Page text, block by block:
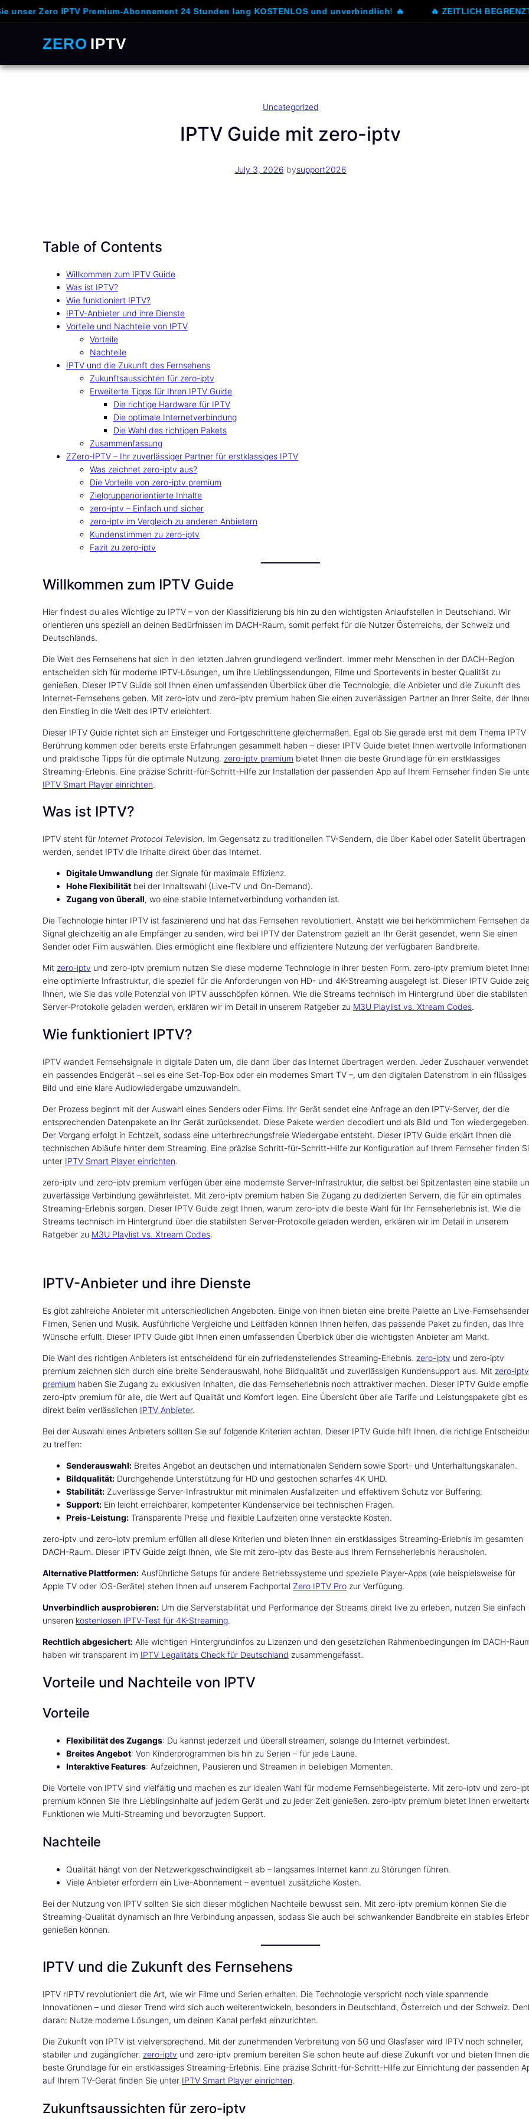
Zero IPTV Premium-Abonnement 24 Stunden lang KOSTENLOS und unverbindlich! 🔥 🔥 ZEITLICH BEGRENZTES
ZERO IPTV
Uncategorized
IPTV Guide mit zero-iptv
July 3, 2026·bysupport2026
Table of Contents
Willkommen zum IPTV Guide
Was ist IPTV?
Wie funktioniert IPTV?
IPTV-Anbieter und ihre Dienste
Vorteile und Nachteile von IPTV
Vorteile
Nachteile
IPTV und die Zukunft des Fernsehens
Zukunftsaussichten für zero-iptv
Erweiterte Tipps für Ihren IPTV Guide
Die richtige Hardware für IPTV
Die optimale Internetverbindung
Die Wahl des richtigen Pakets
Zusammenfassung
ZZero-IPTV – Ihr zuverlässiger Partner für erstklassiges IPTV
Was zeichnet zero-iptv aus?
Die Vorteile von zero-iptv premium
Zielgruppenorientierte Inhalte
zero-iptv – Einfach und sicher
zero-iptv im Vergleich zu anderen Anbietern
Kundenstimmen zu zero-iptv
Fazit zu zero-iptv
Willkommen zum IPTV Guide
Hier findest du alles Wichtige zu IPTV – von der Klassifizierung bis hin zu den wichtigsten Anlaufstellen in Deutschland. Wir
orientieren uns speziell an deinen Bedürfnissen im DACH-Raum, somit perfekt für die Nutzer Österreichs, der Schweiz und
Deutschlands.
Die Welt des Fernsehens hat sich in den letzten Jahren grundlegend verändert. Immer mehr Menschen in der DACH-Region
entscheiden sich für moderne IPTV-Lösungen, um ihre Lieblingssendungen, Filme und Sportevents in bester Qualität zu
genießen. Dieser IPTV Guide soll Ihnen einen umfassenden Überblick über die Technologie, die Anbieter und die Zukunft des
Internet-Fernsehens geben. Mit zero-iptv und zero-iptv premium haben Sie einen zuverlässigen Partner an Ihrer Seite, der
den Einstieg in die Welt des IPTV erleichtert.
Dieser IPTV Guide richtet sich an Einsteiger und Fortgeschrittene gleichermaßen. Egal ob Sie gerade erst mit dem Thema IPTV
Berührung kommen oder bereits erste Erfahrungen gesammelt haben – dieser IPTV Guide bietet Ihnen wertvolle Informationen
und praktische Tipps für die optimale Nutzung. zero-iptv premium bietet Ihnen die beste Grundlage für ein erstklassiges
Streaming-Erlebnis. Eine präzise Schritt-für-Schritt-Hilfe zur Installation der passenden App auf Ihrem Fernseher finden Sie
IPTV Smart Player einrichten.
Was ist IPTV?
IPTV steht für Internet Protocol Television. Im Gegensatz zu traditionellen TV-Sendern, die über Kabel oder Satellit übertragen
werden, sendet IPTV die Inhalte direkt über das Internet.
Digitale Umwandlung der Signale für maximale Effizienz.
Hohe Flexibilität bei der Inhaltswahl (Live-TV und On-Demand).
Zugang von überall, wo eine stabile Internetverbindung vorhanden ist.
Die Technologie hinter IPTV ist faszinierend und hat das Fernsehen revolutioniert. Anstatt wie bei herkömmlichem Fernsehen
Signal gleichzeitig an alle Empfänger zu senden, wird bei IPTV der Datenstrom gezielt an Ihr Gerät gesendet, wenn Sie einen
Sender oder Film auswählen. Dies ermöglicht eine flexiblere und effizientere Nutzung der verfügbaren Bandbreite.
Mit zero-iptv und zero-iptv premium nutzen Sie diese moderne Technologie in ihrer besten Form. zero-iptv premium bietet
eine optimierte Infrastruktur, die speziell für die Anforderungen von HD- und 4K-Streaming ausgelegt ist. Dieser IPTV Guide
Ihnen, wie Sie das volle Potenzial von IPTV ausschöpfen können. Wie die Streams technisch im Hintergrund über die stabilsten
Server-Protokolle geladen werden, erklären wir im Detail in unserem Ratgeber zu M3U Playlist vs. Xtream Codes.
Wie funktioniert IPTV?
IPTV wandelt Fernsehsignale in digitale Daten um, die dann über das Internet übertragen werden. Jeder Zuschauer verwendet
ein passendes Endgerät – sei es eine Set-Top-Box oder ein modernes Smart TV –, um den digitalen Datenstrom in ein flüssiges
Bild und eine klare Audiowiedergabe umzuwandeln.
Der Prozess beginnt mit der Auswahl eines Senders oder Films. Ihr Gerät sendet eine Anfrage an den IPTV-Server, der die
entsprechenden Datenpakete an Ihr Gerät zurücksendet. Diese Pakete werden decodiert und als Bild und Ton wiedergegeben.
Der Vorgang erfolgt in Echtzeit, sodass eine unterbrechungsfreie Wiedergabe entsteht. Dieser IPTV Guide erklärt Ihnen die
technischen Abläufe hinter dem Streaming. Eine präzise Schritt-für-Schritt-Hilfe zur Konfiguration auf Ihrem Fernseher finden
unter IPTV Smart Player einrichten.
zero-iptv und zero-iptv premium verfügen über eine modernste Server-Infrastruktur, die selbst bei Spitzenlasten eine stabile
zuverlässige Verbindung gewährleistet. Mit zero-iptv premium haben Sie Zugang zu dedizierten Servern, die für ein optimales
Streaming-Erlebnis sorgen. Dieser IPTV Guide zeigt Ihnen, warum zero-iptv die beste Wahl für Ihr Fernseherlebnis ist. Wie die
Streams technisch im Hintergrund über die stabilsten Server-Protokolle geladen werden, erklären wir im Detail in unserem
Ratgeber zu M3U Playlist vs. Xtream Codes.
IPTV-Anbieter und ihre Dienste
Es gibt zahlreiche Anbieter mit unterschiedlichen Angeboten. Einige von ihnen bieten eine breite Palette an Live-
Filmen, Serien und Musik. Ausführliche Vergleiche und Leitfäden können Ihnen helfen, das passende Paket zu finden, das Ihre
Wünsche erfüllt. Dieser IPTV Guide gibt Ihnen einen umfassenden Überblick über die wichtigsten Anbieter am Markt.
Die Wahl des richtigen Anbieters ist entscheidend für ein zufriedenstellendes Streaming-Erlebnis. zero-iptv und zero-iptv
premium zeichnen sich durch eine breite Senderauswahl, hohe Bildqualität und zuverlässigen Kundensupport aus. Mit zero-iptv
premium haben Sie Zugang zu exklusiven Inhalten, die das Fernseherlebnis noch attraktiver machen. Dieser IPTV Guide
zero-iptv premium für alle, die Wert auf Qualität und Komfort legen. Eine Übersicht über alle Tarife und Leistungspakete gibt es
direkt beim verlässlichen IPTV Anbieter.
Bei der Auswahl eines Anbieters sollten Sie auf folgende Kriterien achten. Dieser IPTV Guide hilft Ihnen, die richtige
zu treffen:
Senderauswahl: Breites Angebot an deutschen und internationalen Sendern sowie Sport- und Unterhaltungskanälen.
Bildqualität: Durchgehende Unterstützung für HD und gestochen scharfes 4K UHD.
Stabilität: Zuverlässige Server-Infrastruktur mit minimalen Ausfallzeiten und effektivem Schutz vor Buffering.
Support: Ein leicht erreichbarer, kompetenter Kundenservice bei technischen Fragen.
Preis-Leistung: Transparente Preise und flexible Laufzeiten ohne versteckte Kosten.
zero-iptv und zero-iptv premium erfüllen all diese Kriterien und bieten Ihnen ein erstklassiges Streaming-Erlebnis im gesamten
DACH-Raum. Dieser IPTV Guide zeigt Ihnen, wie Sie mit zero-iptv das Beste aus Ihrem Fernseherlebnis herausholen.
Alternative Plattformen: Ausführliche Setups für andere Betriebssysteme und spezielle Player-Apps (wie beispielsweise für
Apple TV oder iOS-Geräte) stehen Ihnen auf unserem Fachportal Zero IPTV Pro zur Verfügung.
Unverbindlich ausprobieren: Um die Serverstabilität und Performance der Streams direkt live zu erleben, nutzen Sie einfach
unseren kostenlosen IPTV-Test für 4K-Streaming.
Rechtlich abgesichert: Alle wichtigen Hintergrundinfos zu Lizenzen und den gesetzlichen Rahmenbedingungen im DACH-
haben wir transparent im IPTV Legalitäts Check für Deutschland zusammengefasst.
Vorteile und Nachteile von IPTV
Vorteile
Flexibilität des Zugangs: Du kannst jederzeit und überall streamen, solange du Internet verbindest.
Breites Angebot: Von Kinderprogrammen bis hin zu Serien – für jede Laune.
Interaktive Features: Aufzeichnen, Pausieren und Streamen in beliebigen Momenten.
Die Vorteile von IPTV sind vielfältig und machen es zur idealen Wahl für moderne Fernsehbegeisterte. Mit zero-iptv und zero-
premium können Sie Ihre Lieblingsinhalte auf jedem Gerät und zu jeder Zeit genießen. zero-iptv premium bietet Ihnen
Funktionen wie Multi-Streaming und bevorzugten Support.
Nachteile
Qualität hängt von der Netzwerkgeschwindigkeit ab – langsames Internet kann zu Störungen führen.
Viele Anbieter erfordern ein Live-Abonnement – eventuell zusätzliche Kosten.
Bei der Nutzung von IPTV sollten Sie sich dieser möglichen Nachteile bewusst sein. Mit zero-iptv premium können Sie die
Streaming-Qualität dynamisch an Ihre Verbindung anpassen, sodass Sie auch bei schwankender Bandbreite ein stabiles
genießen können.
IPTV und die Zukunft des Fernsehens
IPTV rIPTV revolutioniert die Art, wie wir Filme und Serien erhalten. Die Technologie verspricht noch viele spannende
Innovationen – und dieser Trend wird sich auch weiterentwickeln, besonders in Deutschland, Österreich und der Schweiz.
daran: Nutze moderne Lösungen, um deinen Kanal perfekt einzurichten.
Die Zukunft von IPTV ist vielversprechend. Mit der zunehmenden Verbreitung von 5G und Glasfaser wird IPTV noch schneller,
stabiler und zugänglicher. zero-iptv und zero-iptv premium bereiten Sie schon heute auf diese Zukunft vor und bieten Ihnen
beste Grundlage für ein erstklassiges Streaming-Erlebnis. Eine präzise Schritt-für-Schritt-Hilfe zur Einrichtung der passenden
auf Ihrem TV-Gerät finden Sie unter IPTV Smart Player einrichten.
Zukunftsaussichten für zero-iptv